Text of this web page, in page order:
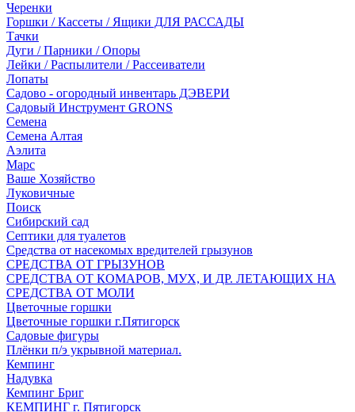
Черенки
Горшки / Кассеты / Ящики ДЛЯ РАССАДЫ
Тачки
Дуги / Парники / Опоры
Лейки / Распылители / Рассеиватели
Лопаты
Садово - огородный инвентарь ДЭВЕРИ
Садовый Инструмент GRONS
Семена
Семена Алтая
Аэлита
Марс
Ваше Хозяйство
Луковичные
Поиск
Сибирский сад
Септики для туалетов
Средства от насекомых вредителей грызунов
СPEДСТВА ОТ ГРЫЗУНОВ
СРЕДСТВА ОТ КОМАРОВ, МУХ, И ДР. ЛЕТАЮЩИХ НА
СРЕДСТВА ОТ МОЛИ
Цветочные горшки
Цветочные горшки г.Пятигорск
Садовые фигуры
Плёнки п/э укрывной материал.
Кемпинг
Надувка
Кемпинг Бриг
КЕМПИНГ г. Пятигорск